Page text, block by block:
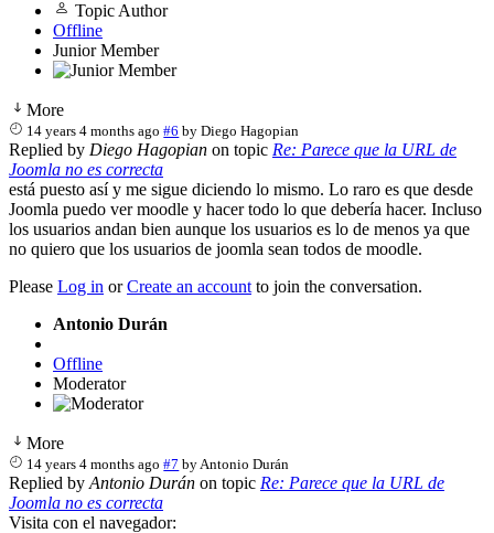
Topic Author
Offline
Junior Member
More
14 years 4 months ago #6 byDiego Hagopian
Replied by Diego Hagopian on topic Re: Parece que la URL de
Joomla no es correcta
está puesto así y me sigue diciendo lo mismo. Lo raro es que desde
Joomla puedo ver moodle y hacer todo lo que debería hacer. Incluso
los usuarios andan bien aunque los usuarios es lo de menos ya que
no quiero que los usuarios de joomla sean todos de moodle.
Please Log in orCreate an account to join the conversation.
Antonio Durán
Offline
Moderator
More
14 years 4 months ago #7 byAntonio Durán
Replied by Antonio Durán on topic Re: Parece que la URL de
Joomla no es correcta
Visita con el navegador: